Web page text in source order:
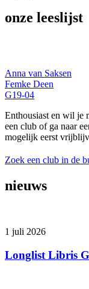
onze leeslijst
Anna van Saksen
Femke Deen
G19-04
Enthousiast en wil je
een club of ga naar
mogelijk eerst
Zoek een club in de
nieuws
1 juli 2026
Longlist Libris